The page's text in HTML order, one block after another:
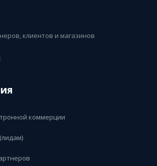
клиентов и магазинов
коммерции